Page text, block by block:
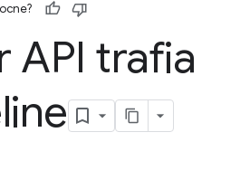
API trafia